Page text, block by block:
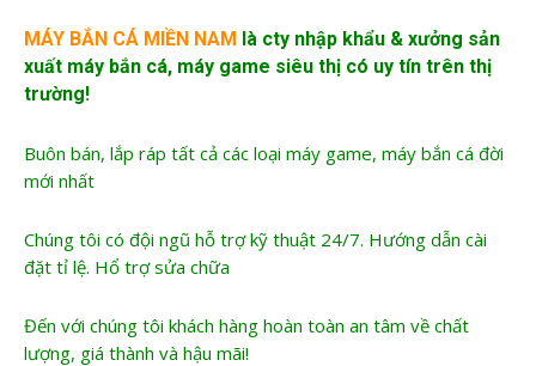
MÁY BẮN CÁ MIỀN NAM là cty nhập khẩu & xưởng sản
xuất máy bắn cá, máy game siêu thị có uy tín trên thị
trường!
Buôn bán, lắp ráp tất cả các loại máy game, máy bắn cá đời
mới nhất
Chúng tôi có đội ngũ hỗ trợ kỹ thuật 24/7. Hướng dẫn cài
đặt tỉ lệ. Hổ trợ sửa chữa
Đến với chúng tôi khách hàng hoàn toàn an tâm về chất
lượng, giá thành và hậu mãi!